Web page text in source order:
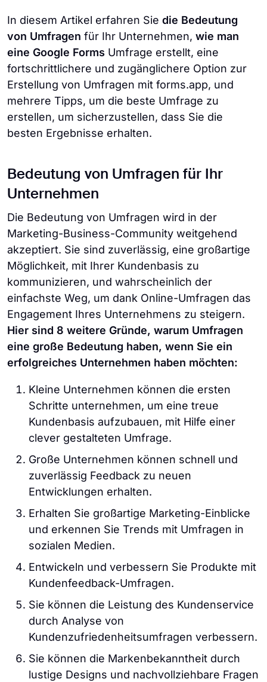
In diesem Artikel erfahren Sie die Bedeutung
von Umfragen für Ihr Unternehmen, wie man
eine Google Forms Umfrage erstellt, eine
fortschrittlichere und zugänglichere Option zur
Erstellung von Umfragen mit forms.app, und
mehrere Tipps, um die beste Umfrage zu
erstellen, um sicherzustellen, dass Sie die
besten Ergebnisse erhalten.
Bedeutung von Umfragen für Ihr
Unternehmen
Die Bedeutung von Umfragen wird in der
Marketing-Business-Community weitgehend
akzeptiert. Sie sind zuverlässig, eine großartige
Möglichkeit, mit Ihrer Kundenbasis zu
kommunizieren, und wahrscheinlich der
einfachste Weg, um dank Online-Umfragen das
Engagement Ihres Unternehmens zu steigern.
Hier sind 8 weitere Gründe, warum Umfragen
eine große Bedeutung haben, wenn Sie ein
erfolgreiches Unternehmen haben möchten:
Kleine Unternehmen können die ersten
Schritte unternehmen, um eine treue
Kundenbasis aufzubauen, mit Hilfe einer
clever gestalteten Umfrage.
Große Unternehmen können schnell und
zuverlässig Feedback zu neuen
Entwicklungen erhalten.
Erhalten Sie großartige Marketing-Einblicke
und erkennen Sie Trends mit Umfragen in
sozialen Medien.
Entwickeln und verbessern Sie Produkte mit
Kundenfeedback-Umfragen.
Sie können die Leistung des Kundenservice
durch Analyse von
Kundenzufriedenheitsumfragen verbessern.
Sie können die Markenbekanntheit durch
lustige Designs und nachvollziehbare Fragen